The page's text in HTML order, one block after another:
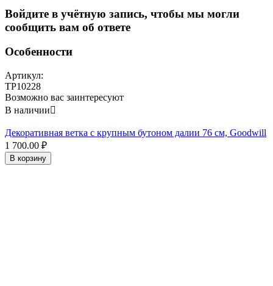
Войдите в учётную запись, чтобы мы могли
сообщить вам об ответе
Особенности
Артикул:
TP10228
Возможно вас заинтересуют
В наличии
Декоративная ветка с крупным бутоном далии 76 см, Goodwill
1 700.00 ₽
В корзину